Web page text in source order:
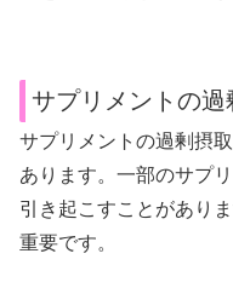
サプリメントの
サプリメントの過剰摂
あります。一部のサプ
引き起こすことがあり
重要です。